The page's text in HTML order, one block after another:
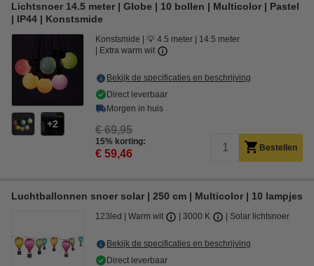
Lichtsnoer 14.5 meter | Globe | 10 bollen | Multicolor | Pastel
| IP44 | Konstsmide
2
Konstsmide 💡 4.5 meter
14.5 meter
Extra warm wit
Bekijk de specificaties en beschrijving
Direct leverbaar
Morgen in huis
€ 69,95
15% korting:
€ 59,46 Bestellen
Luchtballonnen snoer solar | 250 cm | Multicolor | 10 lampjes
123led Warm wit 3000 K Solar lichtsnoer
Bekijk de specificaties en beschrijving
Direct leverbaar